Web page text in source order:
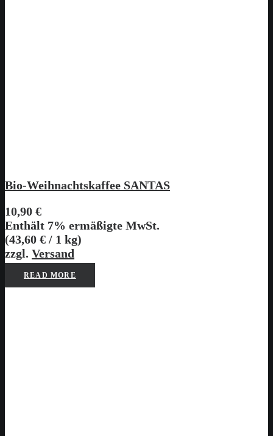
Bio-Weihnachtskaffee SANTAS
10,90 €
Enthält 7% ermäßigte MwSt.
(43,60 € / 1 kg)
zzgl. Versand
READ MORE